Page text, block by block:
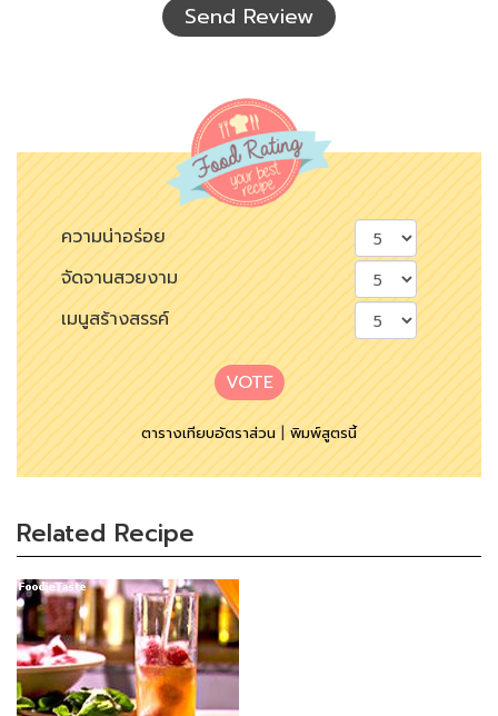
Send Review
ความน่าอร่อย
จัดจานสวยงาม
เมนูสร้างสรรค์
VOTE
ตารางเทียบอัตราส่วน|พิมพ์สูตรนี้
Related Recipe